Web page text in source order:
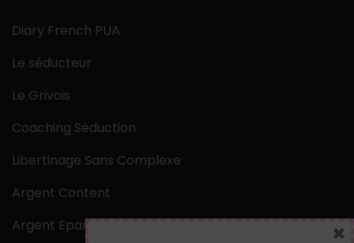
Diary French PUA
Le séducteur
Le Grivois
Coaching Séduction
Libertinage Sans Complexe
Argent Content
Argent Epargne
×